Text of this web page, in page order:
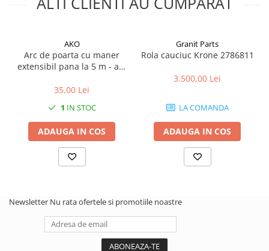
2.1. Prelucrarea Solului
2.1.2. Plug
2.1.3. Cultivatoare
2.1.4. Grapă rotativă și cu discuri
2.1.7. Tocator forestier si concasor
de piatra
AKO
Arc de poarta cu maner
extensibil pana la 5 m - arc
35,00 Lei
1 IN STOC
ADAUGA IN COS
Granit Parts
Rola cauciuc Krone 2786811
3.500,00 Lei
LA COMANDA
ADAUGA IN COS
Newsletter Nu rata ofertele si promotiile noastre